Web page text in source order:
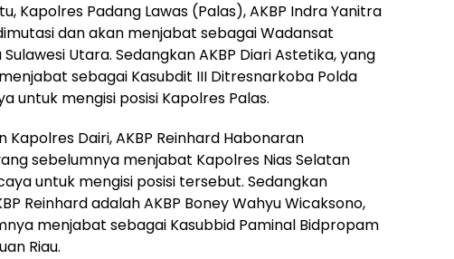
Kapolres Padang Lawas (Palas), AKBP Indra Yanitra
dan akan menjabat sebagai Wadansat
Utara. Sedangkan AKBP Diari Astetika, yang
sebagai Kasubdit III Ditresnarkoba Polda
untuk mengisi posisi Kapolres Palas.
Kapolres Dairi, AKBP Reinhard Habonaran
sebelumnya menjabat Kapolres Nias Selatan
untuk mengisi posisi tersebut. Sedangkan
Reinhard adalah AKBP Boney Wahyu Wicaksono,
menjabat sebagai Kasubbid Paminal Bidpropam
Riau.